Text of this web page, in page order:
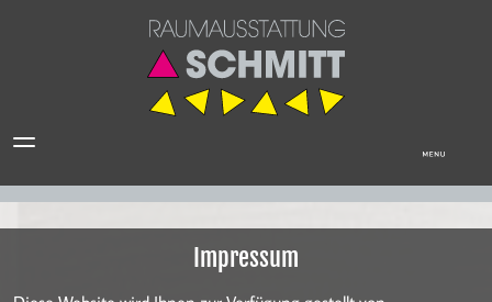
Impressum